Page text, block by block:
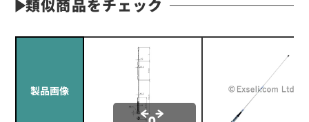
類似商品をチェック
製品画像